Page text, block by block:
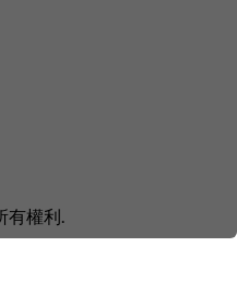
有權利.